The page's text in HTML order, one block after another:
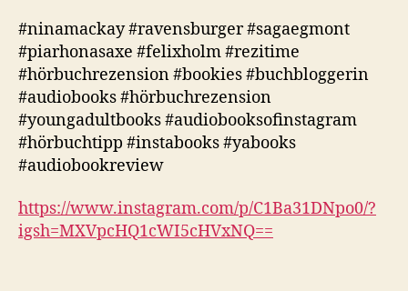
#ninamackay #ravensburger #sagaegmont
#piarhonasaxe #felixholm #rezitime
#hörbuchrezension #bookies #buchbloggerin
#audiobooks #hörbuchrezension
#youngadultbooks #audiobooksofinstagram
#hörbuchtipp #instabooks #yabooks
#audiobookreview
https://www.instagram.com/p/C1Ba31DNpo0/?
igsh=MXVpcHQ1cWI5cHVxNQ==